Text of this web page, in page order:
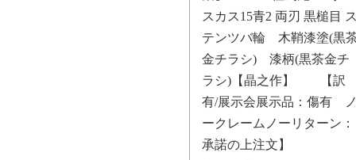
スカス15青2 両刃 黒槌目
テンツバ輪 木鞘漆塗(黒
金チラシ) 漆柄(黒茶金チ
ラシ)【晶之作】 【訳
有/展示会展示品：傷有
ークレームノーリターン：
承諾の上注文】